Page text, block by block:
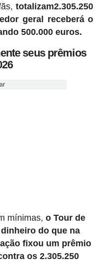
totalizam2.305.250
geral receberá o
500.000 euros.
seus prêmios
mínimas, o Tour de
do que na
fixou um prêmio
os 2.305.250